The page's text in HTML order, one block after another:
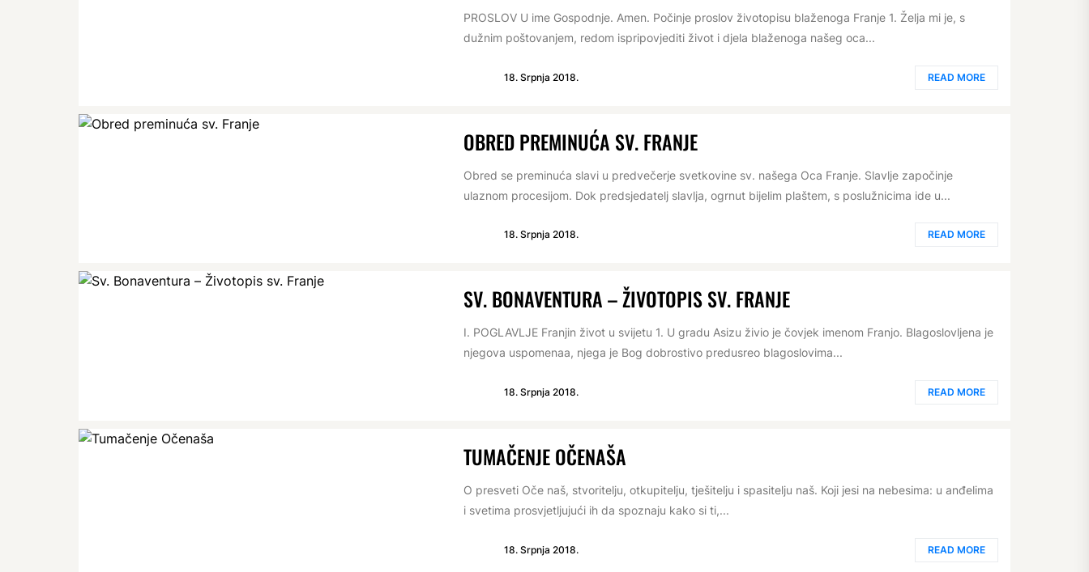
PROSLOV U ime Gospodnje. Amen. Počinje proslov životopisu blaženoga Franje 1. Želja mi je, s
dužnim poštovanjem, redom ispripovjediti život i djela blaženoga našeg oca...
18. Srpnja 2018. READ MORE
OBRED PREMINUĆA SV. FRANJE
Obred se preminuća slavi u predvečerje svetkovine sv. našega Oca Franje. Slavlje započinje
ulaznom procesijom. Dok predsjedatelj slavlja, ogrnut bijelim plaštem, s poslužnicima ide u...
18. Srpnja 2018. READ MORE
SV. BONAVENTURA – ŽIVOTOPIS SV. FRANJE
I. POGLAVLJE Franjin život u svijetu 1. U gradu Asizu živio je čovjek imenom Franjo. Blagoslovljena je
njegova uspomenaa, njega je Bog dobrostivo predusreo blagoslovima...
18. Srpnja 2018. READ MORE
TUMAČENJE OČENAŠA
O presveti Oče naš, stvoritelju, otkupitelju, tješitelju i spasitelju naš. Koji jesi na nebesima: u anđelima
i svetima prosvjetljujući ih da spoznaju kako si ti,...
18. Srpnja 2018. READ MORE